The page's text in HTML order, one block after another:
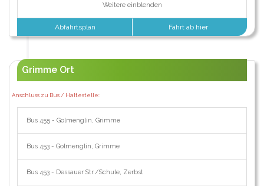
Weitere einblenden
Abfahrtsplan Fahrt ab hier
Grimme Ort
Anschluss zu Bus / Haltestelle:
Bus 455 - Golmenglin, Grimme
Bus 453 - Golmenglin, Grimme
Bus 453 - Dessauer Str./Schule, Zerbst